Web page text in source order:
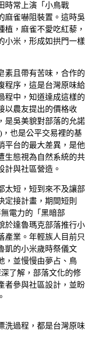
時常上演「小鳥戰
麻雀嚇阻裝置。這時吳
，麻雀不愛吃紅藜，
小米，形成如拱門一樣
素且帶有苦味，合作的
程序，這是台灣原味給
程中，知道達成這樣的
以農友提出的價格收
是吳美貌對部落的允諾
也是公平交易裡的基
平台的最大差異，是他
生態視為自然系統的共
計與社區營造。
太短，短到來不及讓部
定接計畫，期間短則
電力的「黑暗部
於達魯瑪克部落推行小
產業。年輕族人目前只
凱的小米歲時祭儀文
，並慢慢由夢占、鳥
了解，部落文化的修
者參與社區設計，並盼
洗過程，都是台灣原味